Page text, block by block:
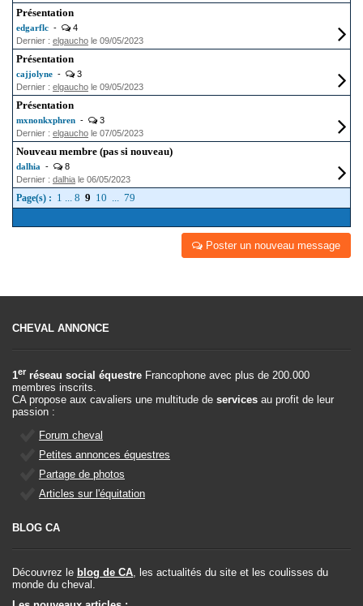
Présentation
edgarflc -
4
Dernier : elgaucho le 09/05/2023
Présentation
cajjolyne -
3
Dernier : elgaucho le 09/05/2023
Présentation
mxnonkxphren -
3
Dernier : elgaucho le 07/05/2023
Nouveau membre (pas si nouveau)
dalhia -
8
Dernier : dalhia le 06/05/2023
Page(s) : 1 ... 8 9 10 ... 79
Poster un nouveau message
CHEVAL ANNONCE
1er réseau social équestre Francophone avec plus de 200.000
membres inscrits.
CA propose aux cavaliers une multitude de services au profit de leur
passion :
Forum cheval
Petites annonces équestres
Partage de photos
Articles sur l'équitation
BLOG CA
Découvrez le blog de CA, les actualités du site et les coulisses du
monde du cheval.